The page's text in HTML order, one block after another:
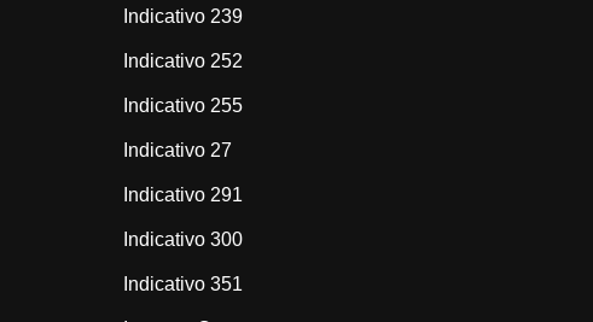
Indicativo 239
Indicativo 252
Indicativo 255
Indicativo 27
Indicativo 291
Indicativo 300
Indicativo 351